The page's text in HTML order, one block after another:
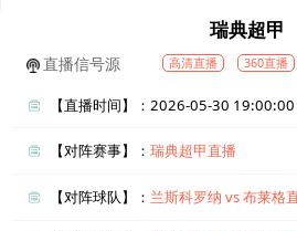
瑞典超甲
直播信号源 高清直播 360直播
【直播时间】：2026-05-30 19:00:00
【对阵赛事】：瑞典超甲直播
【对阵球队】： 兰斯科罗纳 vs 布莱格